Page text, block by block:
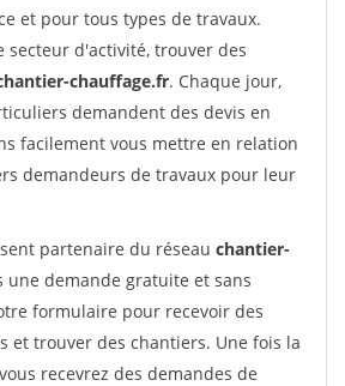
et pour tous types de travaux.
secteur d'activité, trouver des
chauffage.fr. Chaque jour,
demandent des devis en
facilement vous mettre en relation
demandeurs de travaux pour leur
partenaire du réseau chantier-
une demande gratuite et sans
formulaire pour recevoir des
et trouver des chantiers. Une fois la
recevrez des demandes de